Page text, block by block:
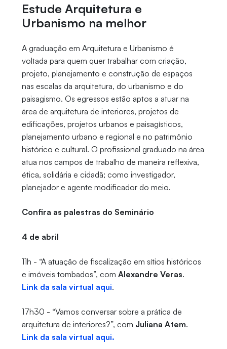
Estude Arquitetura e
Urbanismo na melhor
A graduação em Arquitetura e Urbanismo é
voltada para quem quer trabalhar com criação,
projeto, planejamento e construção de espaços
nas escalas da arquitetura, do urbanismo e do
paisagismo. Os egressos estão aptos a atuar na
área de arquitetura de interiores, projetos de
edificações, projetos urbanos e paisagísticos,
planejamento urbano e regional e no patrimônio
histórico e cultural. O profissional graduado na área
atua nos campos de trabalho de maneira reflexiva,
ética, solidária e cidadã; como investigador,
planejador e agente modificador do meio.
Confira as palestras do Seminário
4 de abril
11h - “A atuação de fiscalização em sítios históricos
e imóveis tombados”, com Alexandre Veras.
Link da sala virtual aqui.
17h30 - “Vamos conversar sobre a prática de
arquitetura de interiores?”, com Juliana Atem.
Link da sala virtual aqui.